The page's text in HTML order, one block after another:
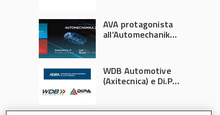
AVA protagonista
all’Automechanika
WDB Automotive
(Axitecnica) e Di.Pa.